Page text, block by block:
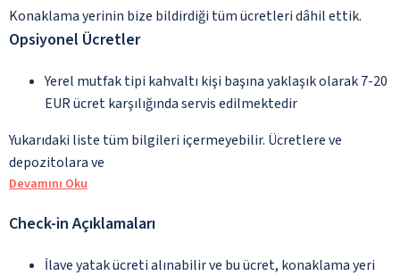
Konaklama yerinin bize bildirdiği tüm ücretleri dâhil ettik.
Opsiyonel Ücretler
Yerel mutfak tipi kahvaltı kişi başına yaklaşık olarak 7-20
EUR ücret karşılığında servis edilmektedir
Yukarıdaki liste tüm bilgileri içermeyebilir. Ücretlere ve
depozitolara ve
Devamını Oku
Check-in Açıklamaları
İlave yatak ücreti alınabilir ve bu ücret, konaklama yeri